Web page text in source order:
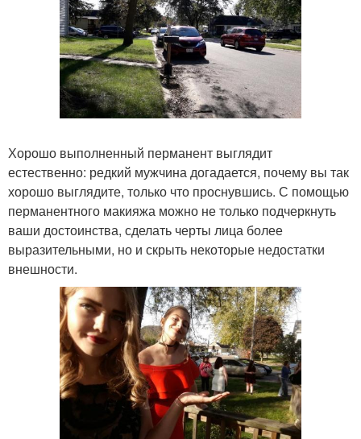
Хорошо выполненный перманент выглядит
естественно: редкий мужчина догадается, почему вы так
хорошо выглядите, только что проснувшись. С помощью
перманентного макияжа можно не только подчеркнуть
ваши достоинства, сделать черты лица более
выразительными, но и скрыть некоторые недостатки
внешности.